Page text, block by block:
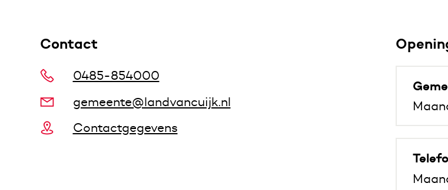
Contact
0485-854000
gemeente@landvancuijk.nl
Contactgegevens